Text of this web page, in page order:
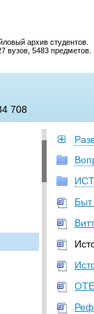
архив студентов.
вузов, 5483 предметов.
708
Быт